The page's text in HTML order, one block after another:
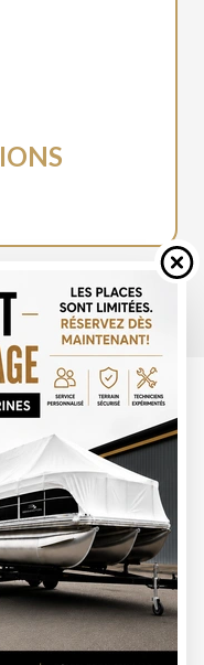
GREEN
PAIEMENT